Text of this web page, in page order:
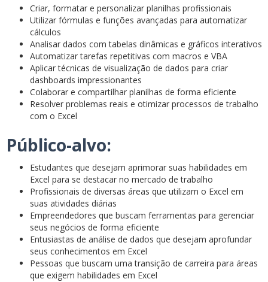
Criar, formatar e personalizar planilhas profissionais
Utilizar fórmulas e funções avançadas para automatizar
cálculos
Analisar dados com tabelas dinâmicas e gráficos interativos
Automatizar tarefas repetitivas com macros e VBA
Aplicar técnicas de visualização de dados para criar
dashboards impressionantes
Colaborar e compartilhar planilhas de forma eficiente
Resolver problemas reais e otimizar processos de trabalho
com o Excel
Público-alvo:
Estudantes que desejam aprimorar suas habilidades em
Excel para se destacar no mercado de trabalho
Profissionais de diversas áreas que utilizam o Excel em
suas atividades diárias
Empreendedores que buscam ferramentas para gerenciar
seus negócios de forma eficiente
Entusiastas de análise de dados que desejam aprofundar
seus conhecimentos em Excel
Pessoas que buscam uma transição de carreira para áreas
que exigem habilidades em Excel